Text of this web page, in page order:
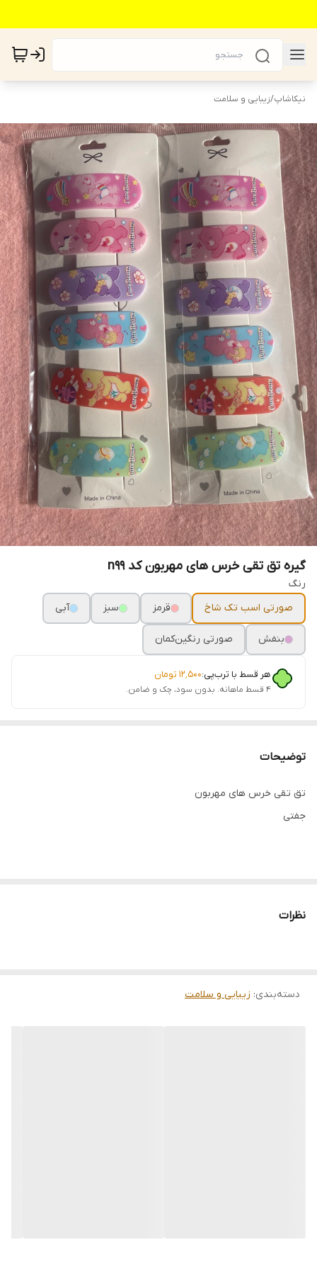
نیکاشاپ/زیبایی و سلامت
گیره تق تقی خرس های مهربون کد n99
رنگ
صورتی اسب تک شاخ
قرمز سبز آبی
بنفش صورتی رنگین‌کمان
هر قسط با ترب‌پی:۱۲٬۵۰۰ تومان
۴ قسط ماهانه. بدون سود، چک و ضامن.
توضیحات
تق تقی خرس های مهربون
جفتی
نظرات
دسته‌بندی: زیبایی و سلامت